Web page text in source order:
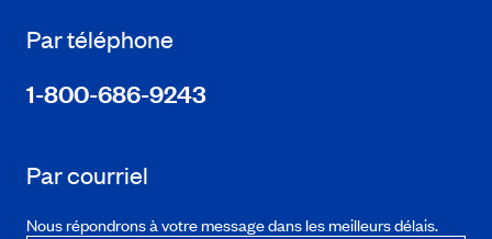
Par téléphone
1-800-686-9243
Par courriel
Nous répondrons à votre message dans les meilleurs délais.